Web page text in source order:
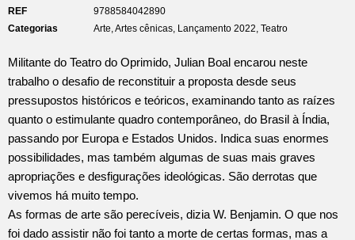
REF
9788584042890
Categorias
Arte,Artes cênicas, Lançamento 2022, Teatro
Militante do Teatro do Oprimido, Julian Boal encarou neste
trabalho o desafio de reconstituir a proposta desde seus
pressupostos históricos e teóricos, examinando tanto as raízes
quanto o estimulante quadro contemporâneo, do Brasil à Índia,
passando por Europa e Estados Unidos. Indica suas enormes
possibilidades, mas também algumas de suas mais graves
apropriações e desfigurações ideológicas. São derrotas que
vivemos há muito tempo.
As formas de arte são perecíveis, dizia W. Benjamin. O que nos
foi dado assistir não foi tanto a morte de certas formas, mas a